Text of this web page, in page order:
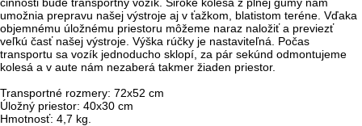
umožnia prepravu našej výstroje aj v ťažkom, blatistom teréne. Vďaka
objemnému úložnému priestoru môžeme naraz naložiť a previezť
veľkú časť našej výstroje. Výška rúčky je nastaviteľná. Počas
transportu sa vozík jednoducho sklopí, za pár sekúnd odmontujeme
kolesá a v aute nám nezaberá takmer žiaden priestor.
Transportné rozmery: 72x52 cm
Úložný priestor: 40x30 cm
Hmotnosť: 4,7 kg.